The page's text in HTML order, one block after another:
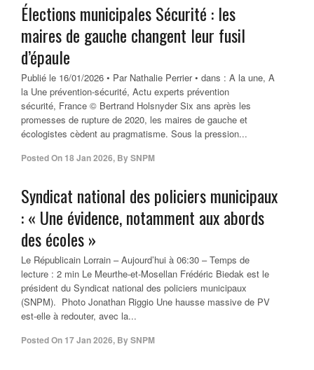
Élections municipales Sécurité : les
maires de gauche changent leur fusil
d’épaule
Publié le 16/01/2026 • Par Nathalie Perrier • dans : A la une, A
la Une prévention-sécurité, Actu experts prévention
sécurité, France © Bertrand Holsnyder Six ans après les
promesses de rupture de 2020, les maires de gauche et
écologistes cèdent au pragmatisme. Sous la pression...
Posted On 18 Jan 2026, BySNPM
Syndicat national des policiers municipaux
: « Une évidence, notamment aux abords
des écoles »
Le Républicain Lorrain – Aujourd’hui à 06:30 – Temps de
lecture : 2 min Le Meurthe-et-Mosellan Frédéric Biedak est le
président du Syndicat national des policiers municipaux
(SNPM). Photo Jonathan Riggio Une hausse massive de PV
est-elle à redouter, avec la...
Posted On 17 Jan 2026, BySNPM